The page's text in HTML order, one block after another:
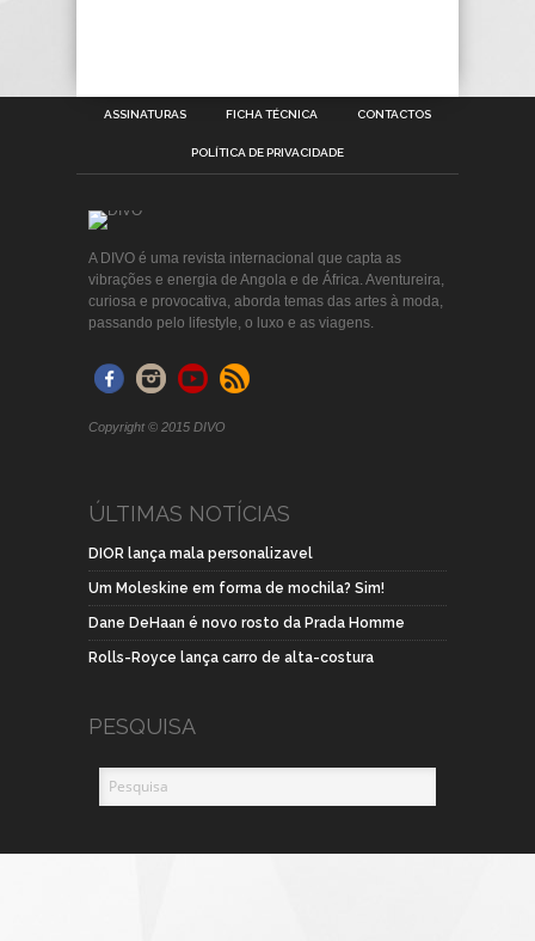
ASSINATURAS FICHA TÉCNICA CONTACTOS
POLÍTICA DE PRIVACIDADE
A DIVO é uma revista internacional que capta as
vibrações e energia de Angola e de África. Aventureira,
curiosa e provocativa, aborda temas das artes à moda,
passando pelo lifestyle, o luxo e as viagens.
Copyright © 2015 DIVO
ÚLTIMAS NOTÍCIAS
DIOR lança mala personalizavel
Um Moleskine em forma de mochila? Sim!
Dane DeHaan é novo rosto da Prada Homme
Rolls-Royce lança carro de alta-costura
PESQUISA